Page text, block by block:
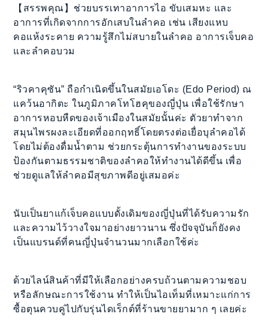
【สรรพคุณ】ช่วยบรรเทาอาการไอ ขับเสมหะ และ
อาการที่เกิดจากการอักเสบในลำคอ เช่น เสียงแหบ
คอแห้งระคาย ความรู้สึกไม่สบายในลำคอ อาการเจ็บคอ
และลำคอบวม
“ริวคาคุซัน” ถือกำเนิดขึ้นในสมัยเอโดะ (Edo Period) ณ
แคว้นอากิตะ ในภูมิภาคโทโฮคุของญี่ปุ่น เพื่อใช้รักษา
อาการหอบหืดของเจ้าเมืองในสมัยนั้นค่ะ ตัวยาทำจาก
สมุนไพรผงละเอียดที่ออกฤทธิ์โดยตรงต่อเยื่อบุลำคอได้
โดยไม่ต้องดื่มน้ำตาม ช่วยกระตุ้นการทำงานของระบบ
ป้องกันตามธรรมชาติของลำคอให้ทำงานได้ดีขึ้น เพื่อ
ช่วยดูแลให้ลำคอมีสุขภาพดีอยู่เสมอค่ะ
นับเป็นยาแก้เจ็บคอแบบดั้งเดิมของญี่ปุ่นที่ได้รับความรัก
และความไว้วางใจมาอย่างยาวนาน ซึ่งปัจจุบันก็ยังคง
เป็นแบรนด์ที่คนญี่ปุ่นจำนวนมากเลือกใช้ค่ะ
ด้วยไลน์สินค้าที่มีให้เลือกอย่างครบถ้วนตามความชอบ
หรือลักษณะการใช้งาน ทำให้เป็นไอเท็มที่เหมาะแก่การ
ซื้อตุนควบคู่ไปกับรุ่นไดเร็กต์ที่ร้านขายยามาก ๆ เลยค่ะ